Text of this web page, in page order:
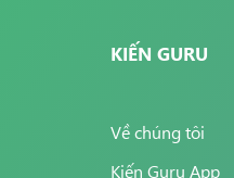
KIẾN GURU
Về chúng tôi
Kiến Guru App